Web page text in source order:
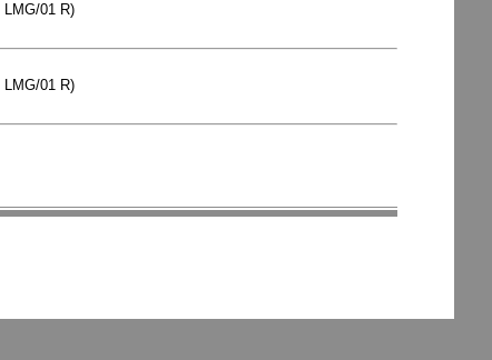
LMG/01 R)
LMG/01 R)